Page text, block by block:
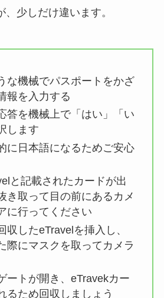
少しだけ違います。
な機械でパスポートをかざ
報を入力する
答を機械上で「はい」「い
します
に日本語になるためご安心
と記載されたカードが出
き取って目の前にあるカメ
に行ってください
収したeTravelを挿入し、
際にマスクを取ってカメラ
ートが開き、eTravekカー
るため回収しましょう